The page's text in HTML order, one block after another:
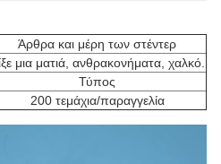
Άρθρα και μέρη των στέντερ
μια ματιά, ανθρακονήματα, χαλκό.
Τύπος
200 τεμάχια/παραγγελία